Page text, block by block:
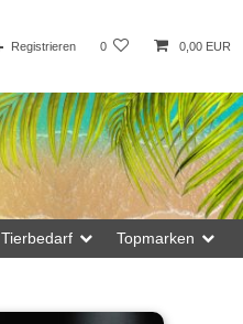
Registrieren 0 0,00 EUR
Tierbedarf Topmarken